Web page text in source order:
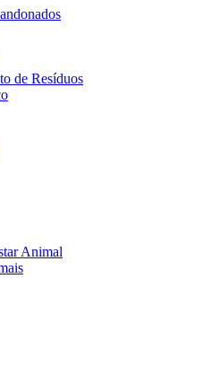
de Resíduos
Animal